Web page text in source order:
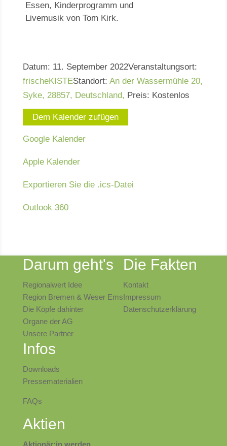
Essen, Kinderprogramm und
Livemusik von Tom Kirk.
Datum: 11. September 2022Veranstaltungsort:
frischeKISTEStandort: An der Wassermühle 20,
Syke, 28857, Deutschland, Preis: Kostenlos
Dem Kalender zufügen
Google Kalender
Apple Kalender
Exportieren Sie die .ics-Datei
Outlook 360
Darum geht's
Regionalwert Idee
Region Bremen & Weser Ems
Die Köpfe dahinter
Organe der AG
Unsere Partner
Die Fakten
Kontakt
Impressum
Datenschutzerklärung
Infos
Downloads
Pressematerialien
FAQs
Aktien
Aktionär:in werden